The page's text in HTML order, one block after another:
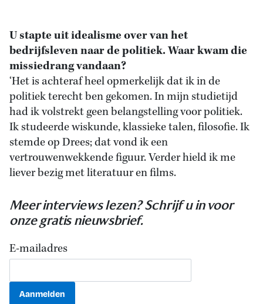
U stapte uit idealisme over van het
bedrijfsleven naar de politiek. Waar kwam die
missiedrang vandaan?
‘Het is achteraf heel opmerkelijk dat ik in de
politiek terecht ben gekomen. In mijn studietijd
had ik volstrekt geen belangstelling voor politiek.
Ik studeerde wiskunde, klassieke talen, filosofie. Ik
stemde op Drees; dat vond ik een
vertrouwenwekkende figuur. Verder hield ik me
liever bezig met literatuur en films.
Meer interviews lezen? Schrijf u in voor
onze gratis nieuwsbrief.
E-mailadres